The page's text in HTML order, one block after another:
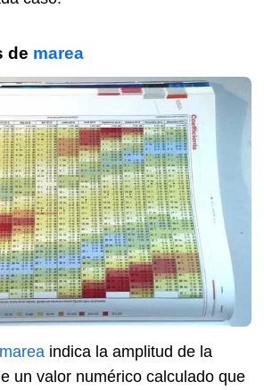
de marea
marea indica la amplitud de la
un valor numérico calculado que